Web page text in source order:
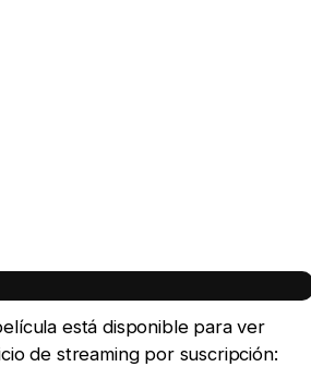
está disponible para ver
de streaming por suscripción: